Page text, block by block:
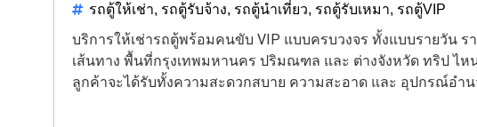
รถตู้ให้เช่า, รถตู้รับจ้าง, รถตู้นำเที่ยว, รถตู้รับเหมา, รถตู้VIP
บริการให้เช่ารถตู้พร้อมคนขับ VIP แบบครบวงจร ทั้งแบบรายวัน
เส้นทาง พื้นที่กรุงเทพมหานคร ปริมณฑล และ ต่างจังหวัด ทริป ไห
ลูกค้าจะได้รับทั้งความสะดวกสบาย ความสะอาด และ อุปกรณ์อำ